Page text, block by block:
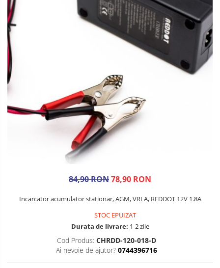
84,90 RON78,90 RON
Incarcator acumulator stationar, AGM, VRLA, REDDOT 12V 1.8A
STOC EPUIZAT
Durata de livrare: 1-2 zile
Cod Produs: CHRDD-120-018-D
Ai nevoie de ajutor? 0744396716